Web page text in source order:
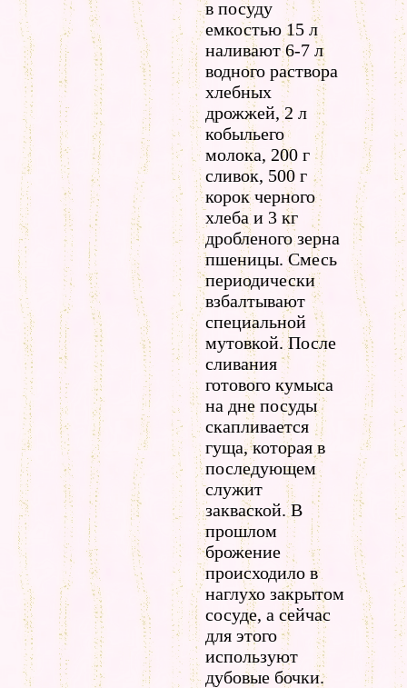
в посуду
емкостью 15 л
наливают 6-7 л
водного раствора
хлебных
дрожжей, 2 л
кобыльего
молока, 200 г
сливок, 500 г
корок черного
хлеба и 3 кг
дробленого зерна
пшеницы. Смесь
периодически
взбалтывают
специальной
мутовкой. После
сливания
готового кумыса
на дне посуды
скапливается
гуща, которая в
последующем
служит
закваской. В
прошлом
брожение
происходило в
наглухо закрытом
сосуде, а сейчас
для этого
используют
дубовые бочки.